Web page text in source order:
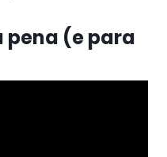
pena (e para